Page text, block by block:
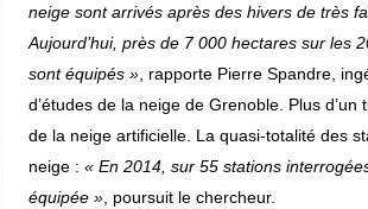
neige sont arrivés après des hivers de très
Aujourd’hui, près de 7 000 hectares sur les
sont équipés », rapporte Pierre Spandre,
d’études de la neige de Grenoble. Plus
de la neige artificielle. La quasi-totalité des
neige : « En 2014, sur 55 stations
équipée », poursuit le chercheur.